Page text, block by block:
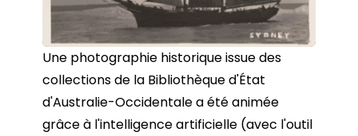
Une photographie historique issue des
collections de la Bibliothèque d'État
d'Australie-Occidentale a été animée
grâce à l'intelligence artificielle (avec l'outil